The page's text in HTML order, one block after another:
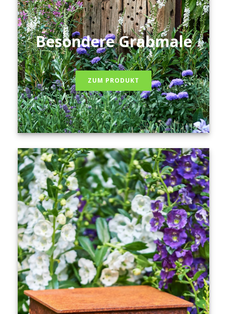
Besondere Grabmale
ZUM PRODUKT